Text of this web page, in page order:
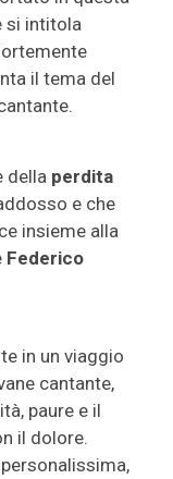
si intitola
il tema del
della perdita
e che
insieme alla
Federico
in un viaggio
cantante,
paure e il
il dolore.